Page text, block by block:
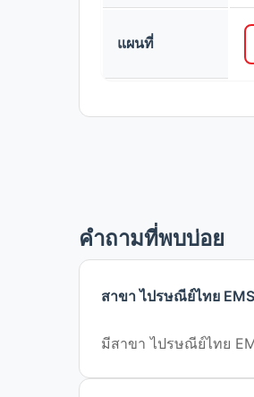
แผนที่
คำถามที่พบบ่อย
สาขา ไปรษณีย์ไทย
มีสาขา ไปรษณีย์ไทย